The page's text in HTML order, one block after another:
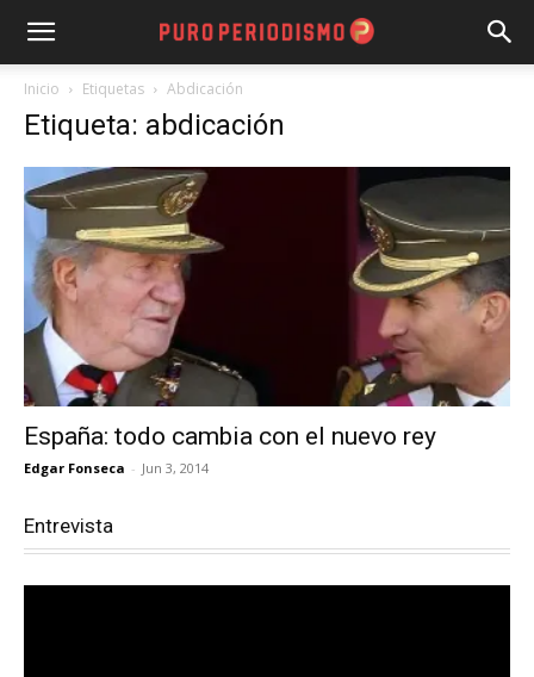
Inicio Etiquetas Abdicación
Etiqueta: abdicación
España: todo cambia con el nuevo rey
Edgar Fonseca - Jun 3, 2014
Entrevista